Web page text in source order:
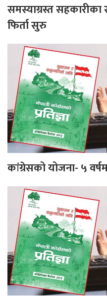
समस्याग्रस्त
फिर्ता सुरु
कांग्रेसको योजना- ५